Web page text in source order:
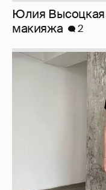
Юлия
макияжа
2